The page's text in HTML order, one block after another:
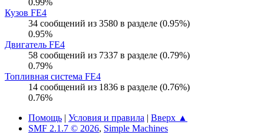
0.99%
Кузов FE4
34 сообщений из 3580 в разделе (0.95%)
0.95%
Двигатель FE4
58 сообщений из 7337 в разделе (0.79%)
0.79%
Топливная система FE4
14 сообщений из 1836 в разделе (0.76%)
0.76%
Помощь | Условия и правила | Вверх ▲
SMF 2.1.7 © 2026, Simple Machines